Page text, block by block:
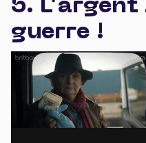
5.
guerre !